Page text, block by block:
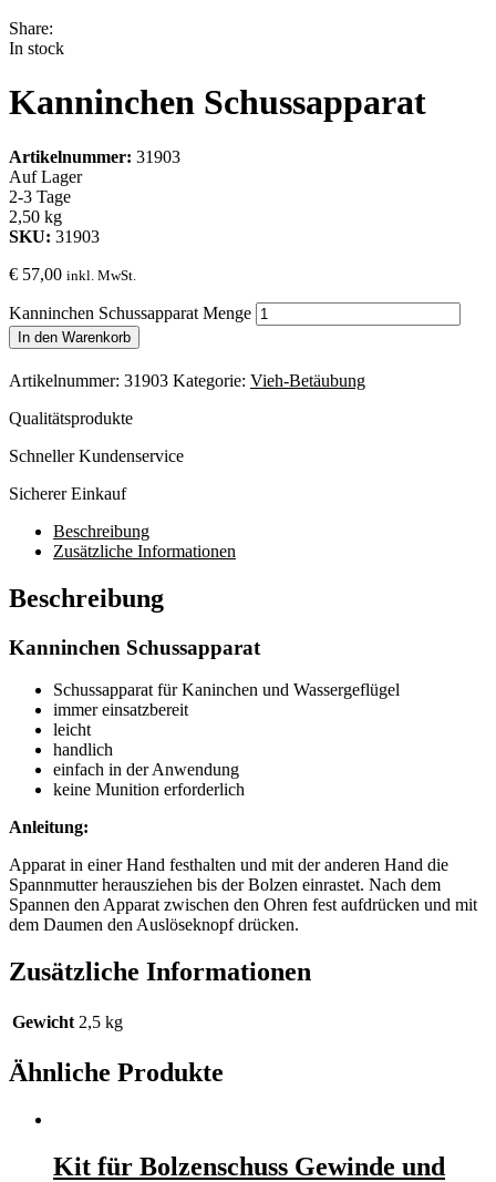
Share:
In stock
Kanninchen Schussapparat
Artikelnummer: 31903
Auf Lager
2-3 Tage
2,50 kg
SKU: 31903
€ 57,00 inkl. MwSt.
Kanninchen Schussapparat Menge
In den Warenkorb
Artikelnummer: 31903 Kategorie: Vieh-Betäubung
Qualitätsprodukte
Schneller Kundenservice
Sicherer Einkauf
Beschreibung
Zusätzliche Informationen
Beschreibung
Kanninchen Schussapparat
Schussapparat für Kaninchen und Wassergeflügel
immer einsatzbereit
leicht
handlich
einfach in der Anwendung
keine Munition erforderlich
Anleitung:
Apparat in einer Hand festhalten und mit der anderen Hand die
Spannmutter herausziehen bis der Bolzen einrastet. Nach dem
Spannen den Apparat zwischen den Ohren fest aufdrücken und mit
dem Daumen den Auslöseknopf drücken.
Zusätzliche Informationen
Gewicht 2,5 kg
Ähnliche Produkte
Kit für Bolzenschuss Gewinde und